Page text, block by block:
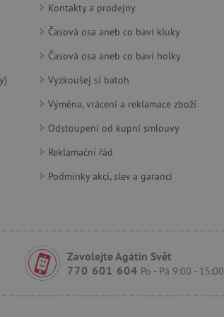
Kontakty a prodejny
Časová osa aneb co baví kluky
Časová osa aneb co baví holky
Vyzkoušej si batoh
Výměna, vrácení a reklamace zboží
Odstoupení od kupní smlouvy
Reklamační řád
Podmínky akcí, slev a garancí
Zavolejte Agátin Svět
770 601 604 Po - Pá 9:00 - 15:00
lastVisitedProduct
www.agatinsvet.cz
_sp_ses.f442
www.agatinsvet.cz
featureFlagIdentifier
www.agatinsvet.cz
_pinterest_ct_ua
Pinterest Inc.
_sp_id.f442
www.agatinsvet.cz